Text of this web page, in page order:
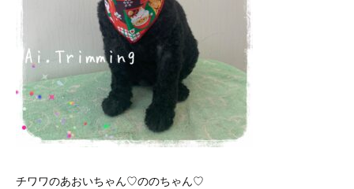
チワワのあおいちゃん♡ののちゃん♡